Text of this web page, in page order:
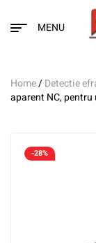
MENU
Home/Detectie
aparent NC,
-28%